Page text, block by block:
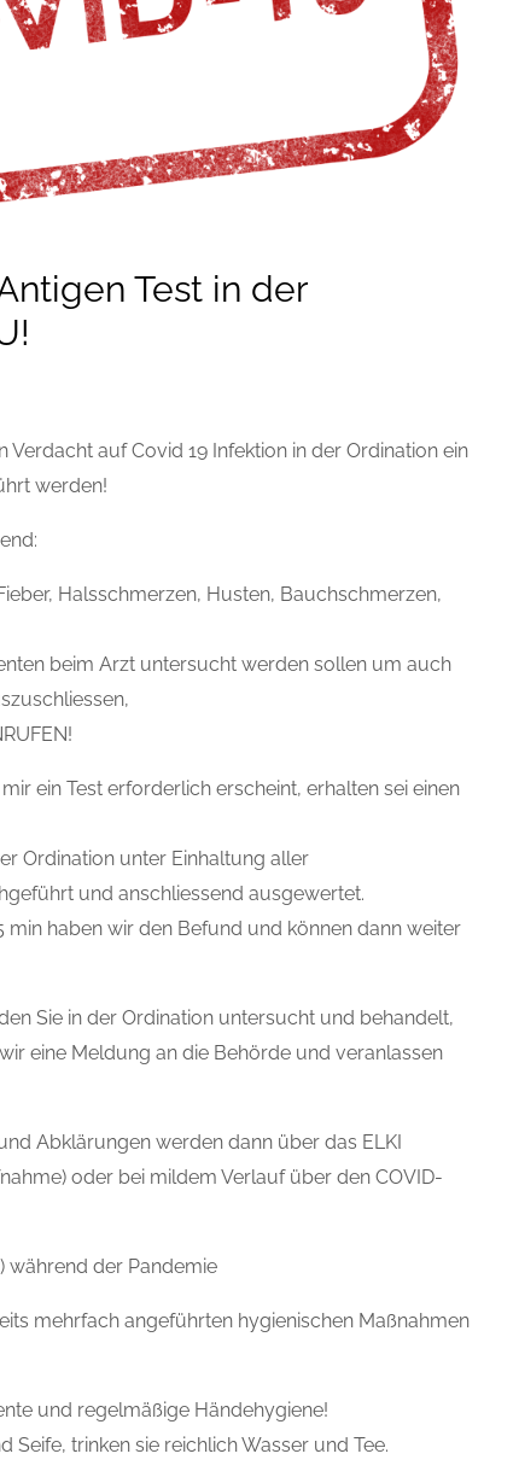
Test in der
auf Covid 19 Infektion in der Ordination ein
werden!
Halsschmerzen, Husten, Bauchschmerzen,
beim Arzt untersucht werden sollen um auch
ein Test erforderlich erscheint, erhalten sei einen
Ordination unter Einhaltung aller
und anschliessend ausgewertet.
min haben wir den Befund und können dann weiter
Sie in der Ordination untersucht und behandelt,
eine Meldung an die Behörde und veranlassen
Abklärungen werden dann über das ELKI
oder bei mildem Verlauf über den COVID-
während der Pandemie
mehrfach angeführten hygienischen Maßnahmen
und regelmäßige Händehygiene!
Seife, trinken sie reichlich Wasser und Tee.